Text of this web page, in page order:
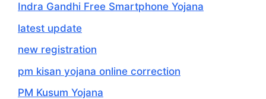
Indra Gandhi Free Smartphone Yojana
latest update
new registration
pm kisan yojana online correction
PM Kusum Yojana